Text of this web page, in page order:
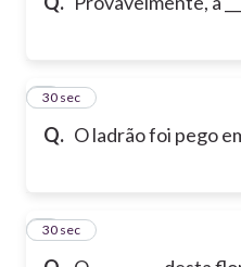
Q. O ladrão foi pego em
7
30 sec
8
30 sec